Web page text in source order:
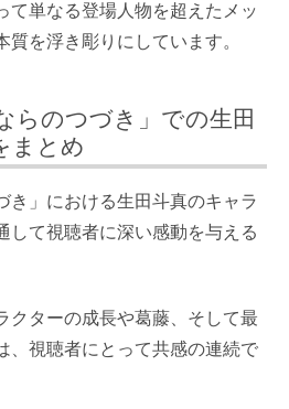
て単なる登場人物を超えたメッ
を浮き彫りにしています。
らのつづき」での生田
まとめ
き」における生田斗真のキャラ
して視聴者に深い感動を与える
クターの成長や葛藤、そして最
、視聴者にとって共感の連続で